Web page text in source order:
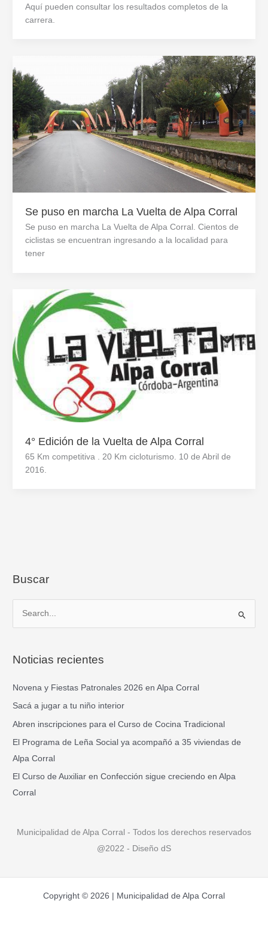
Aquí pueden consultar los resultados completos de la
carrera.
Se puso en marcha La Vuelta de Alpa Corral
Se puso en marcha La Vuelta de Alpa Corral. Cientos de
ciclistas se encuentran ingresando a la localidad para
tener
4° Edición de la Vuelta de Alpa Corral
65 Km competitiva . 20 Km cicloturismo. 10 de Abril de
2016.
Buscar
c
o
r
:
Noticias recientes
Novena y Fiestas Patronales 2026 en Alpa Corral
Sacá a jugar a tu niño interior
Abren inscripciones para el Curso de Cocina Tradicional
El Programa de Leña Social ya acompañó a 35 viviendas de
Alpa Corral
El Curso de Auxiliar en Confección sigue creciendo en Alpa
Corral
Municipalidad de Alpa Corral - Todos los derechos reservados
@2022 - Diseño dS
Copyright © 2026 | Municipalidad de Alpa Corral